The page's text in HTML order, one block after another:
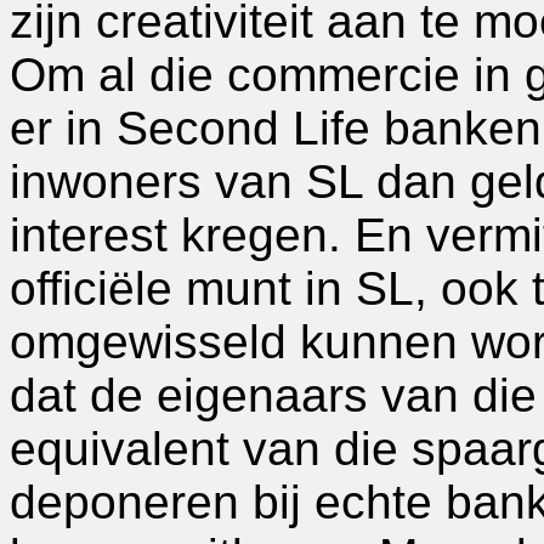
zijn creativiteit aan te
Om al die commercie in
er in Second Life
inwoners van SL dan
interest kregen. En
officiële munt in SL, ook
omgewisseld kunnen
dat de eigenaars van
equivalent van die
deponeren bij echte